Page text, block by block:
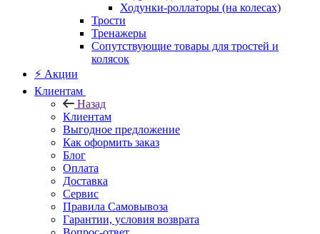
Ходунки-роллаторы (на колесах)
Трости
Тренажеры
Сопутствующие товары для тростей и
колясок
⚡ Акции
Клиентам
Назад
Клиентам
Выгодное предложение
Как оформить заказ
Блог
Оплата
Доставка
Сервис
Правила Самовывоза
Гарантии, условия возврата